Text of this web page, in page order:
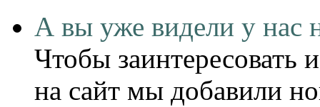
А вы уже видели у нас
Чтобы заинтересовать
на сайт мы добавили